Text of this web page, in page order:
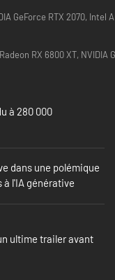
peut aussi vous offrir
vos alters des versions
du personnage
garde-robe.
prochain et nous tenons
nous voulons donner la
enthousiasmeront le
en mettant en avant
plus envie de voir.
GeForce RTX 2070, Intel
RX 6800 XT,
à 280 000
dans une polémique
à l'IA générative
ultime trailer avant